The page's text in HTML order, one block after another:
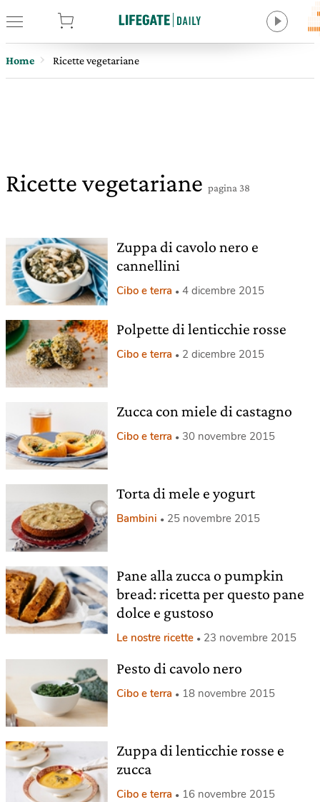
Home Ricette vegetariane
Ricette vegetariane pagina 38
Zuppa di cavolo nero e
cannellini
Cibo e terra 4 dicembre 2015
Polpette di lenticchie rosse
Cibo e terra 2 dicembre 2015
Zucca con miele di castagno
Cibo e terra 30 novembre 2015
Torta di mele e yogurt
Bambini 25 novembre 2015
Pane alla zucca o pumpkin
bread: ricetta per questo pane
dolce e gustoso
Le nostre ricette 23 novembre 2015
Pesto di cavolo nero
Cibo e terra 18 novembre 2015
Zuppa di lenticchie rosse e
zucca
Cibo e terra 16 novembre 2015